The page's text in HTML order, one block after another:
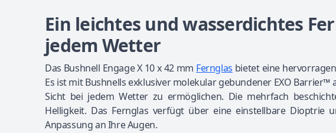
Ein leichtes und wasserdichtes
jedem Wetter
Das Bushnell Engage X 10 x 42 mm Fernglas bietet eine
Es ist mit Bushnells exklusiver molekular gebundener EXO
Sicht bei jedem Wetter zu ermöglichen. Die mehrfach
Helligkeit. Das Fernglas verfügt über eine einstellbare Dioptrie
Anpassung an Ihre Augen.